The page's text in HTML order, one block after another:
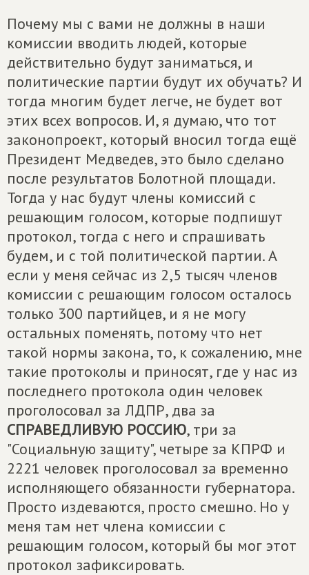
Почему мы с вами не должны в наши
комиссии вводить людей, которые
действительно будут заниматься, и
политические партии будут их обучать? И
тогда многим будет легче, не будет вот
этих всех вопросов. И, я думаю, что тот
законопроект, который вносил тогда ещё
Президент Медведев, это было сделано
после результатов Болотной площади.
Тогда у нас будут члены комиссий с
решающим голосом, которые подпишут
протокол, тогда с него и спрашивать
будем, и с той политической партии. А
если у меня сейчас из 2,5 тысяч членов
комиссии с решающим голосом осталось
только 300 партийцев, и я не могу
остальных поменять, потому что нет
такой нормы закона, то, к сожалению, мне
такие протоколы и приносят, где у нас из
последнего протокола один человек
проголосовал за ЛДПР, два за
СПРАВЕДЛИВУЮ РОССИЮ, три за
"Социальную защиту", четыре за КПРФ и
2221 человек проголосовал за временно
исполняющего обязанности губернатора.
Просто издеваются, просто смешно. Но у
меня там нет члена комиссии с
решающим голосом, который бы мог этот
протокол зафиксировать.